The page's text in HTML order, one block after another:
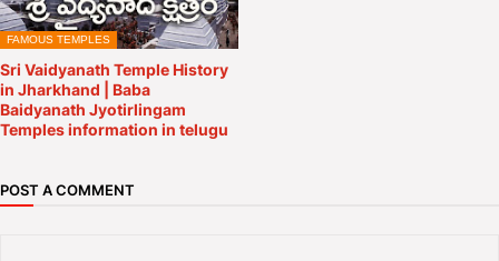
FAMOUS TEMPLES
Sri Vaidyanath Temple History
in Jharkhand | Baba
Baidyanath Jyotirlingam
Temples information in telugu
POST A COMMENT